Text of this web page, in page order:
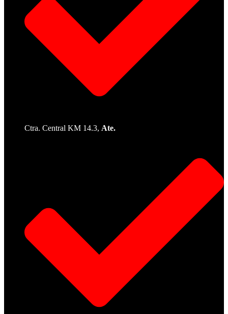
Ctra. Central KM 14.3, Ate.